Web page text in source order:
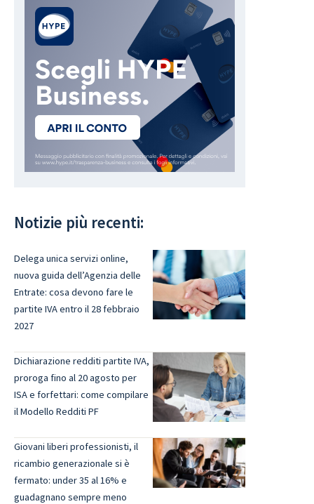
Notizie più recenti:
Delega unica servizi online,
nuova guida dell’Agenzia delle
Entrate: cosa devono fare le
partite IVA entro il 28 febbraio
2027
Dichiarazione redditi partite IVA,
proroga fino al 20 agosto per
ISA e forfettari: come compilare
il Modello Redditi PF
Giovani liberi professionisti, il
ricambio generazionale si è
fermato: under 35 al 16% e
guadagnano sempre meno